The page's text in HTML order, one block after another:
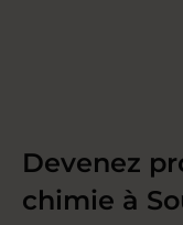
Devenez
chimie à